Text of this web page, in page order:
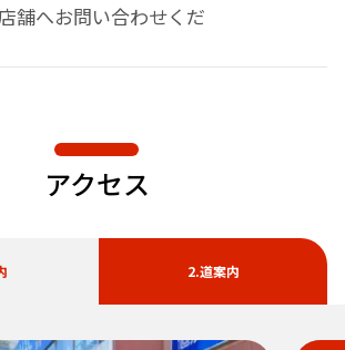
舗へお問い合わせくだ
アクセス
2.道案内